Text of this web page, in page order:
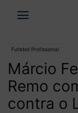
Futebol Profissional
Márcio
Remo
contra o